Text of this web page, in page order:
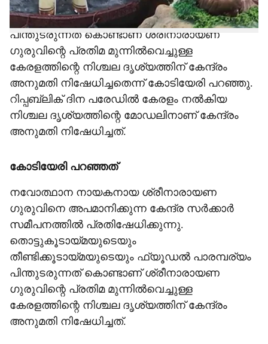
തൊട്ടുകൂടായ്മയുടെയും
തീണ്ടിക്കൂടായ്മയുടെയും ഫ്യൂഡല്‍ പാരമ്പര്യം
പിന്തുടരുന്നത് കൊണ്ടാണ് ശ്രീനാരായണ
ഗുരുവിന്റെ പ്രതിമ മുന്നില്‍വെച്ചുള്ള
കേരളത്തിന്റെ നിശ്ചല ദൃശ്യത്തിന് കേന്ദ്രം
അനുമതി നിഷേധിച്ചതെന്ന് കോടിയേരി പറഞ്ഞു.
റിപ്പബ്ലിക് ദിന പരേഡില്‍ കേരളം നല്‍കിയ
നിശ്ചല ദൃശ്യത്തിന്റെ മോഡലിനാണ് കേന്ദ്രം
അനുമതി നിഷേധിച്ചത്.
കോടിയേരി പറഞ്ഞത്
നവോത്ഥാന നായകനായ ശ്രീനാരായണ
ഗുരുവിനെ അപമാനിക്കുന്ന കേന്ദ്ര സര്‍ക്കാര്‍
സമീപനത്തില്‍ പ്രതിഷേധിക്കുന്നു.
തൊട്ടുകൂടായ്മയുടെയും
തീണ്ടിക്കൂടായ്മയുടെയും ഫ്യൂഡല്‍ പാരമ്പര്യം
പിന്തുടരുന്നത് കൊണ്ടാണ് ശ്രീനാരായണ
ഗുരുവിന്റെ പ്രതിമ മുന്നില്‍വെച്ചുള്ള
കേരളത്തിന്റെ നിശ്ചല ദൃശ്യത്തിന് കേന്ദ്രം
അനുമതി നിഷേധിച്ചത്.